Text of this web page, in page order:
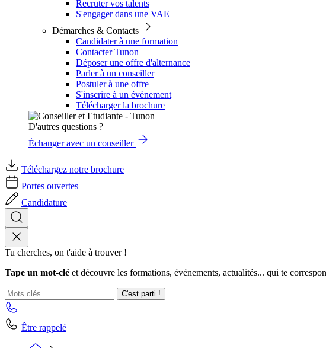
Recruter vos talents
S'engager dans une VAE
Démarches & Contacts
Candidater à une formation
Contacter Tunon
Déposer une offre d'alternance
Parler à un conseiller
Postuler à une offre
S'inscrire à un évènement
Télécharger la brochure
D'autres questions ?
Échanger avec un conseiller
Téléchargez notre brochure
Portes ouvertes
Candidature
Tu cherches, on t'aide à trouver !
Tape un mot-clé et découvre les formations, événements, actualités... qui te
C'est parti !
Être rappelé